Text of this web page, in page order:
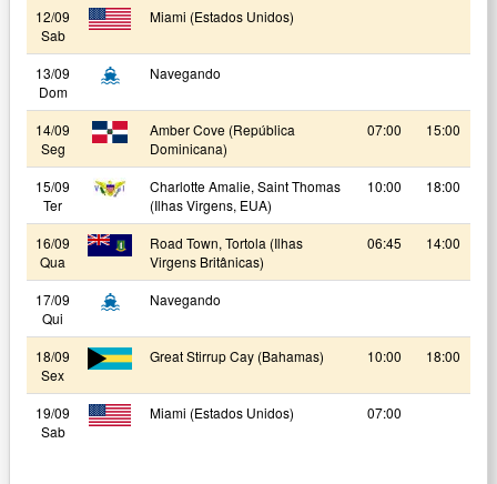
12/09
Sab
Miami (Estados Unidos)
13/09
Dom
Navegando
14/09
Seg
Amber Cove (República
Dominicana)
07:00 15:00
15/09
Ter
Charlotte Amalie, Saint Thomas
(Ilhas Virgens, EUA)
10:00 18:00
16/09
Qua
Road Town, Tortola (Ilhas
Virgens Britânicas)
06:45 14:00
17/09
Qui
Navegando
18/09
Sex
Great Stirrup Cay (Bahamas) 10:00 18:00
19/09
Sab
Miami (Estados Unidos) 07:00